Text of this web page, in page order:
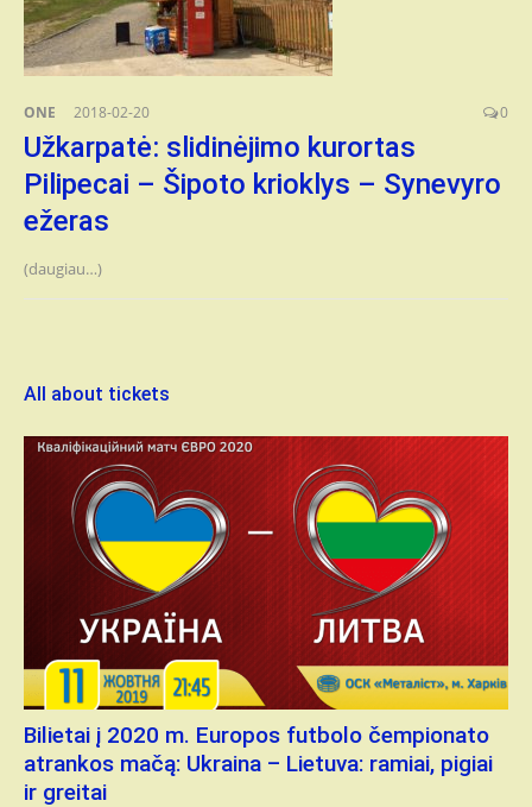
ONE 2018-02-20 0
Užkarpatė: slidinėjimo kurortas
Pilipecai – Šipoto krioklys – Synevyro
ežeras
(daugiau…)
All about tickets
Bilietai į 2020 m. Europos futbolo čempionato
atrankos mačą: Ukraina – Lietuva: ramiai, pigiai
ir greitai